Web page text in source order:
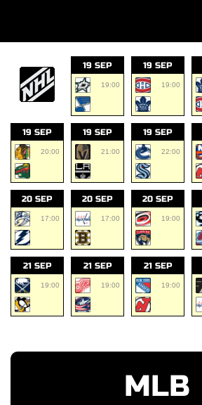
19 SEP
19:00
19 SEP
19:00
19 SEP
20:00
19 SEP
21:00
19 SEP
22:00
20 SEP
17:00
20 SEP
17:00
20 SEP
19:00
21 SEP
19:00
21 SEP
19:00
21 SEP
19:00
MLB